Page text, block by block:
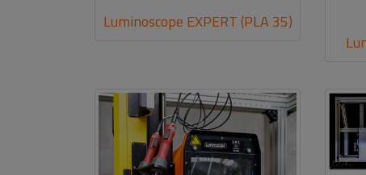
Luminoscope EXPERT (PLA 35)